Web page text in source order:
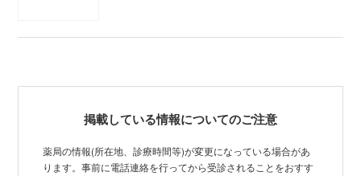
掲載している情報についてのご注意
薬局の情報(所在地、診療時間等)が変更になっている場合があ
ります。事前に電話連絡を行ってから受診されることをおすす